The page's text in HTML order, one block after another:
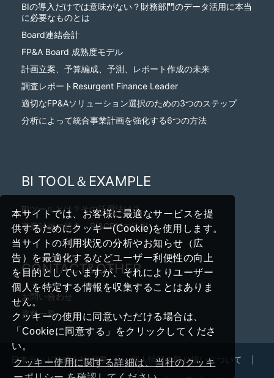
本サイトでは、お客様に最適なサービスを提
供するためにクッキー(Cookie)を使用します。
当サイトの利用状況の分析やお知らせ（広
告）を最適化するなどユーザー利便性の向上
を目的としていますが、それによりユーザー
個人を特定する情報を収集することはありま
せん。
クッキーの使用に同意いただける場合は、
「Cookieに同意する」をクリックしてくださ
い。
クッキー使用に関する詳細は、当社のクッキ
BIの導入だけでは意味がない？財務部門のデータ活用に本当
に必要なものとは
Board連結会計
FP&A Board 成熟度モデル
計画立案、予算編成、予測、レポート作成の未来
調査レポートResurgent Finance Leader
適切なFP&Aソリューション選択のための3つのステップ
分析によって統合事業計画を強化する6つの方法
BI TOOL＆EXAMPLE
BIツールとは？その活用法は？
事業計画の統合 - BI&CPMの活用
CONTACT&OTHER
お問い合わせ
資料一覧
日本ラッド株式会社 概要
個人情報の取り扱いについて